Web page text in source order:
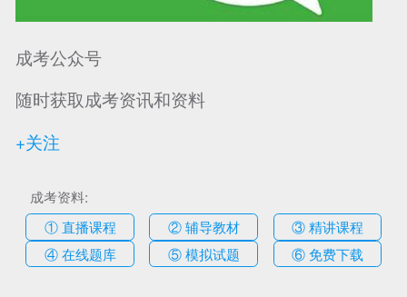
成考公众号
随时获取成考资讯和资料
+关注
成考资料:
① 直播课程
② 辅导教材
③ 精讲课程
④ 在线题库
⑤ 模拟试题 ⑥ 免费下载